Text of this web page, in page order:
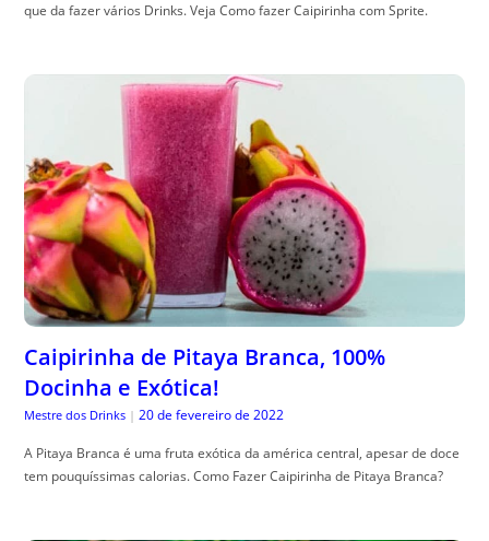
que da fazer vários Drinks. Veja Como fazer Caipirinha com Sprite.
Caipirinha de Pitaya Branca, 100%
Docinha e Exótica!
Mestre dos Drinks | 20 de fevereiro de 2022
A Pitaya Branca é uma fruta exótica da américa central, apesar de doce
tem pouquíssimas calorias. Como Fazer Caipirinha de Pitaya Branca?